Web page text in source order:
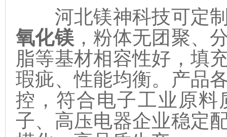
河北镁神科技可定制
氧化镁 ，粉体无团聚、
脂等基材相容性好，填
瑕疵、性能均衡。产品
控，符合电子工业原
子、高压电器企业稳定